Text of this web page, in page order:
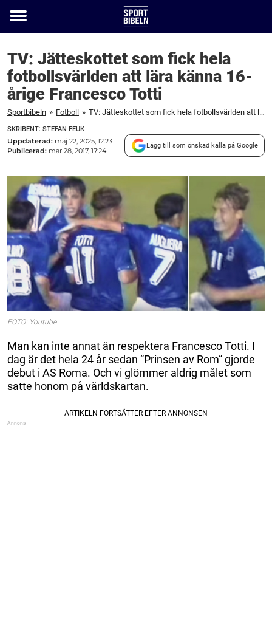
Toggle
TV: Jätteskottet som fick hela
fotbollsvärlden att lära känna 16-
årige Francesco Totti
Sportbibeln » Fotboll » TV: Jätteskottet som fick hela fotbollsvärlden att lära känna 16-årige Francesco Totti
SKRIBENT: STEFAN FEUK
Uppdaterad: maj 22, 2025, 12:23
Publicerad: mar 28, 2017, 17:24
Lägg till som önskad källa på Google
FOTO: Youtube
Man kan inte annat än respektera Francesco Totti. I
dag är det hela 24 år sedan ”Prinsen av Rom” gjorde
debut i AS Roma. Och vi glömmer aldrig målet som
satte honom på världskartan.